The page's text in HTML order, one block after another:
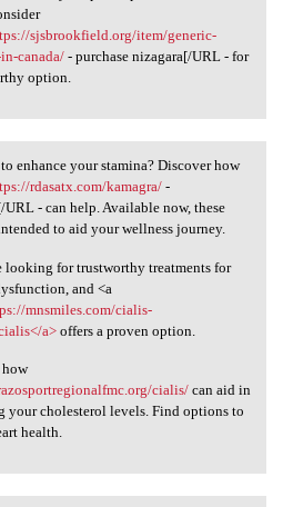
sjsbrookfield.org/item/generic-
canada/- purchase nizagara[/URL - for
option.
enhance your
enhance your stamina? Discover how
rdasatx.com/kamagra/-
URL - can help. Available now, these
to aid your wellness journey.
looking for trustworthy treatments for
and <a
mnsmiles.com/cialis-
a>offers a proven option.
cialis/can aid in
your cholesterol levels. Find options to
health.